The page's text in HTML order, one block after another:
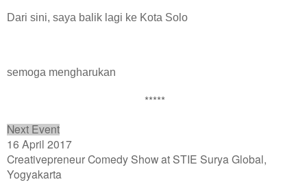
Dari sini, saya balik lagi ke Kota Solo
semoga mengharukan
*****
Next Event
16 April 2017
Creativepreneur Comedy Show at STIE Surya Global,
Yogyakarta